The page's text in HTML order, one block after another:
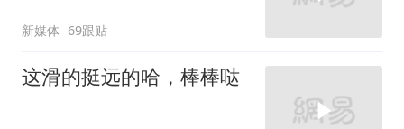
新媒体 69跟贴
这滑的挺远的哈，棒棒哒